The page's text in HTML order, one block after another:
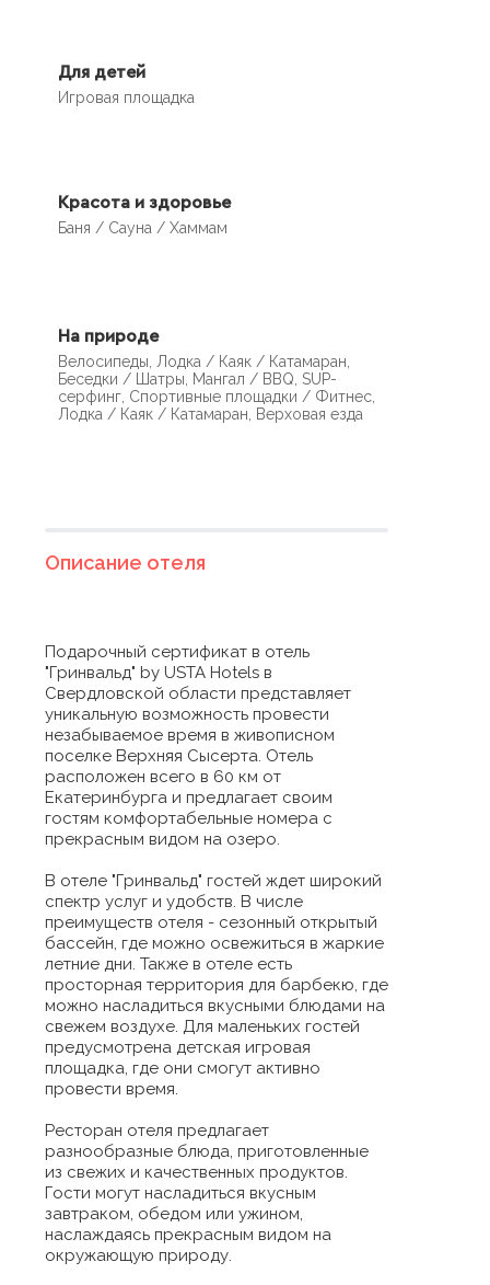
Для детей
Игровая площадка
Красота и здоровье
Баня / Сауна / Хаммам
На природе
Велосипеды, Лодка / Каяк / Катамаран,
Беседки / Шатры, Мангал / BBQ, SUP-
серфинг, Спортивные площадки / Фитнес,
Лодка / Каяк / Катамаран, Верховая езда
Описание отеля
Подарочный сертификат в отель
"Гринвальд" by USTA Hotels в
Свердловской области представляет
уникальную возможность провести
незабываемое время в живописном
поселке Верхняя Сысерта. Отель
расположен всего в 60 км от
Екатеринбурга и предлагает своим
гостям комфортабельные номера с
прекрасным видом на озеро.
В отеле "Гринвальд" гостей ждет широкий
спектр услуг и удобств. В числе
преимуществ отеля - сезонный открытый
бассейн, где можно освежиться в жаркие
летние дни. Также в отеле есть
просторная территория для барбекю, где
можно насладиться вкусными блюдами на
свежем воздухе. Для маленьких гостей
предусмотрена детская игровая
площадка, где они смогут активно
провести время.
Ресторан отеля предлагает
разнообразные блюда, приготовленные
из свежих и качественных продуктов.
Гости могут насладиться вкусным
завтраком, обедом или ужином,
наслаждаясь прекрасным видом на
окружающую природу.